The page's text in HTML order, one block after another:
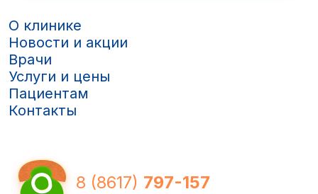
О клинике
Новости и акции
Врачи
Услуги и цены
Пациентам
Контакты
8 (8617) 797-157